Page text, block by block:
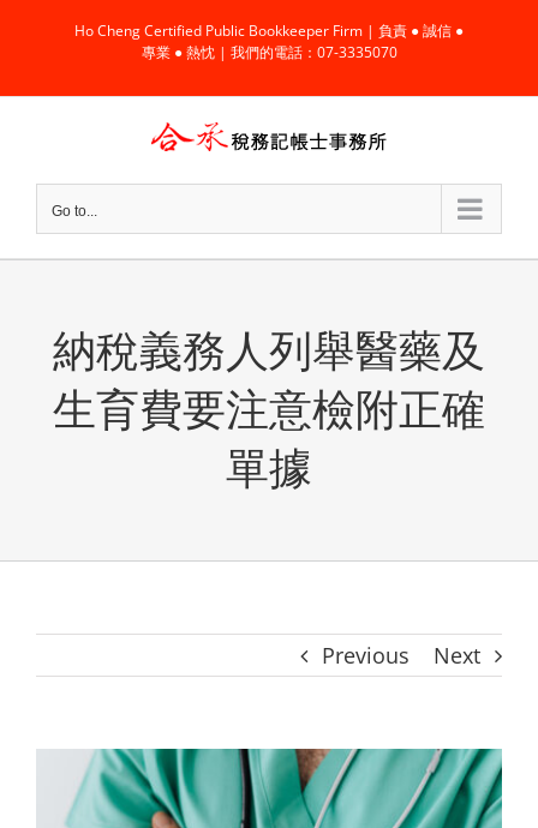
content
Ho Cheng Certified Public Bookkeeper Firm | 負責 ● 誠信 ●
專業 ● 熱忱 | 我們的電話：07-3335070
Go to...
納稅義務人列舉醫藥及
生育費要注意檢附正確
單據
Previous Next
Larger